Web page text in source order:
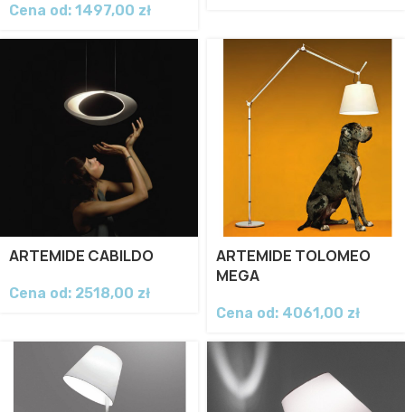
Cena od: 1497,00 zł
ARTEMIDE CABILDO
Cena od: 2518,00 zł
ARTEMIDE TOLOMEO
MEGA
Cena od: 4061,00 zł